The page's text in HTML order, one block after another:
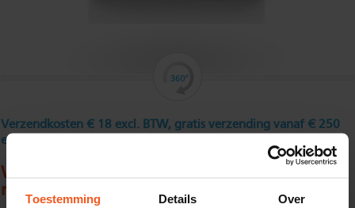
Toestemming Details Over
Verzendkosten € 18 excl. BTW, gratis verzending vanaf € 250
excl. BTW
Warmgewalst klein U - staal 60 x 30 x 6 x 6
mm